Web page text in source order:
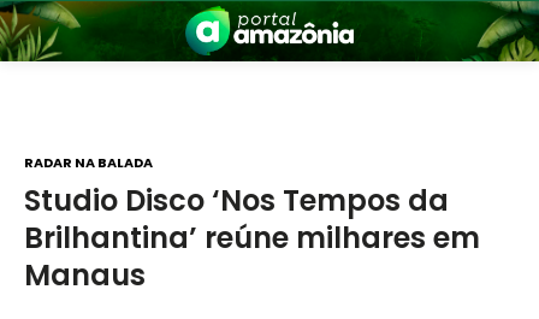
RADAR NA BALADA
Studio Disco ‘Nos Tempos da
Brilhantina’ reúne milhares em
Manaus